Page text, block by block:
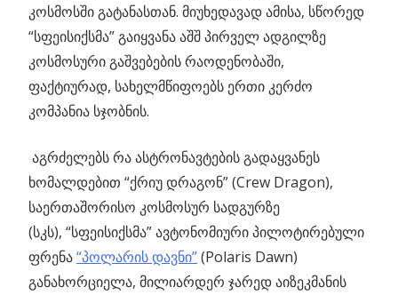
კოსმოსში გატანასთან. მიუხედავად ამისა, სწორედ
“სფეისიქსმა” გაიყვანა აშშ პირველ ადგილზე
კოსმოსური გაშვებების რაოდენობაში,
ფაქტიურად, სახელმწიფოებს ერთი კერძო
კომპანია სჯობნის.
აგრძელებს რა ასტრონავტების გადაყვანეს
ხომალდებით “ქრიუ დრაგონ” (Crew Dragon),
საერთაშორისო კოსმოსურ სადგურზე
(სკს), “სფეისიქსმა” ავტონომიური პილოტირებული
ფრენა“პოლარის დავნი”(Polaris Dawn)
განახორციელა, მილიარდერ ჯარედ აიზეკმანის